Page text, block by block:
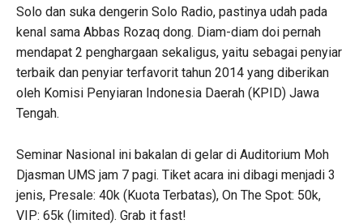
Solo dan suka dengerin Solo Radio, pastinya udah pada
kenal sama Abbas Rozaq dong. Diam-diam doi pernah
mendapat 2 penghargaan sekaligus, yaitu sebagai penyiar
terbaik dan penyiar terfavorit tahun 2014 yang diberikan
oleh Komisi Penyiaran Indonesia Daerah (KPID) Jawa
Tengah.
Seminar Nasional ini bakalan di gelar di Auditorium Moh
Djasman UMS jam 7 pagi. Tiket acara ini dibagi menjadi 3
jenis, Presale: 40k (Kuota Terbatas), On The Spot: 50k,
VIP: 65k (limited). Grab it fast!